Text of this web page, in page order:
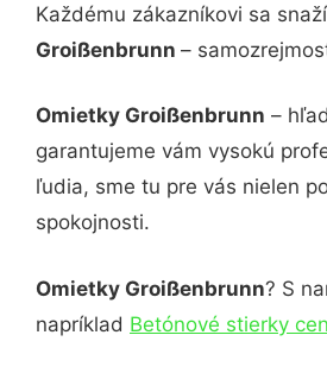
Každému zákazníkovi sa
Groißenbrunn –
Omietky Groißenbrunn –
garantujeme vám vysokú
ľudia, sme tu pre vás nielen
spokojnosti.
Omietky Groißenbrunn? S
napríklad Betónové stierky